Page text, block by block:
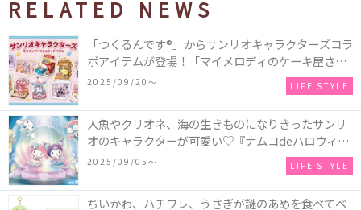
RELATED NEWS
「つくるんです®」からサンリオキャラクターズコラ
ボアイテムが登場！「マイメロディのケーキ屋さ
ん」などミニチュアハウス8種類と、「シナモロール
のメリーゴーランド」などオルゴールで動く仕掛け
付きのウッドパズル2種類♪
2025/09/20〜 LIFE STYLE
人魚やクリオネ、海の生きものになりきったサンリ
オのキャラクターが可愛い♡『ナムコdeハロウィン
2025～マーメイドファンタジー～』全国のアミュー
ズメント施設「ナムコ」「ナムコオンラインクレー
ン」で開催！
2025/09/05〜 LIFE STYLE
ちいかわ、ハチワレ、うさぎが謎のあめを食べてベ